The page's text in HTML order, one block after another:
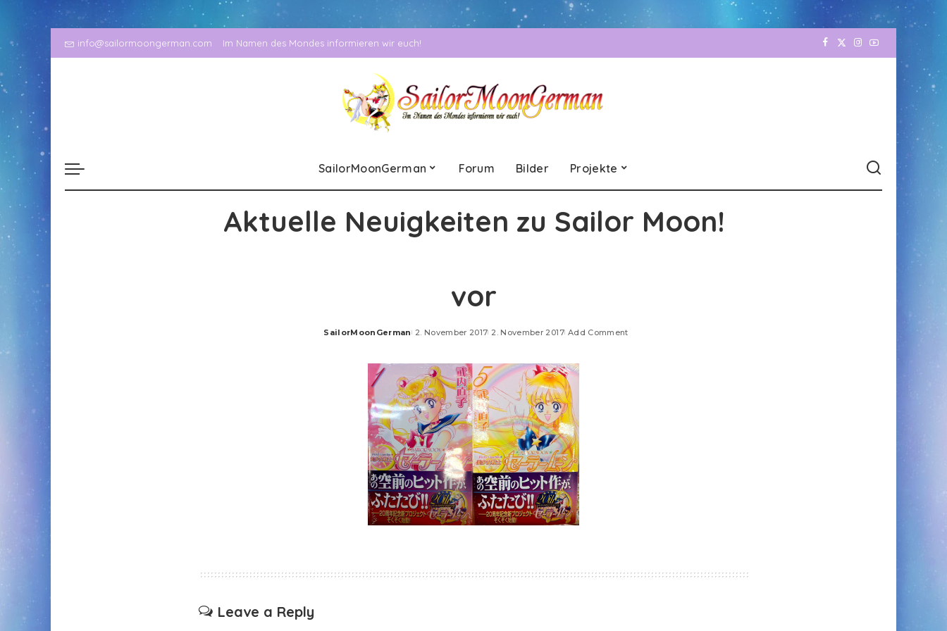
info@sailormoongerman.com Im Namen des Mondes informieren wir euch!
SailorMoonGerman Forum Bilder Projekte
Aktuelle Neuigkeiten zu Sailor Moon!
vor
Posted
SailorMoonGerman 2. November 2017 2. November 2017 Add Comment
Leave a Reply